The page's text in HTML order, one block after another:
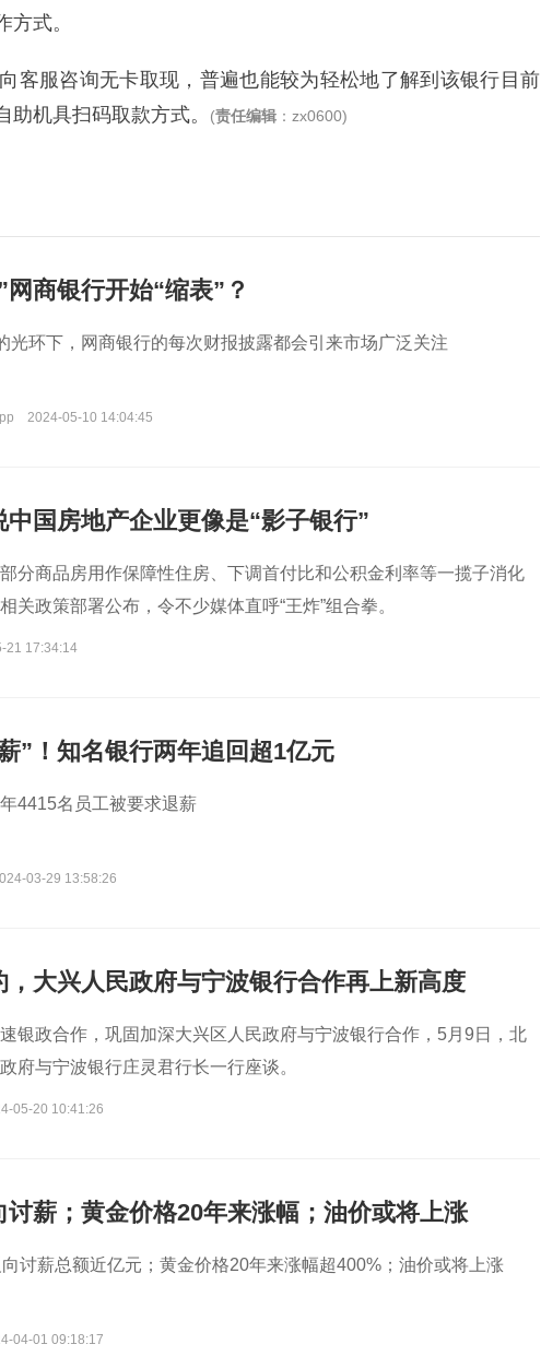
式。
客服咨询无卡取现，普遍也能较为轻松地了解到该银行目前
机具扫码取款方式。
(责任编辑 ：zx0600)
网商银行开始“缩表”？
光环下，网商银行的每次财报披露都会引来市场广泛关注
2024-05-10 14:04:45
中国房地产企业更像是“影子银行”
分商品房用作保障性住房、下调首付比和公积金利率等一揽子消化
关政策部署公布，令不少媒体直呼“王炸”组合拳。
21 17:34:14
”！知名银行两年追回超1亿元
4415名员工被要求退薪
03-29 13:58:26
，大兴人民政府与宁波银行合作再上新高度
银政合作，巩固加深大兴区人民政府与宁波银行合作，5月9日，北
府与宁波银行庄灵君行长一行座谈。
05-20 10:41:26
讨薪；黄金价格20年来涨幅；油价或将上涨
讨薪总额近亿元；黄金价格20年来涨幅超400%；油价或将上涨
04-01 09:18:17